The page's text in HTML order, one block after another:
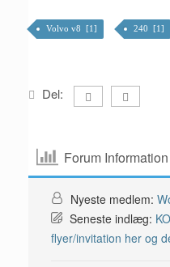
Volvo v8 [1] 240 [1]
Del:
Forum Information
Nyeste medlem:
Seneste indlæg:
flyer/invitation her og